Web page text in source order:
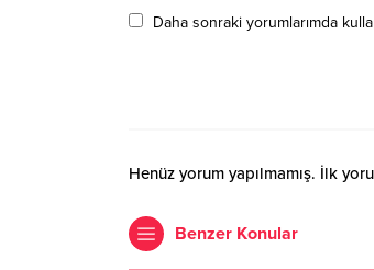
Daha sonraki yorumlarımda
Henüz yorum yapılmamış. İlk
Benzer Konular